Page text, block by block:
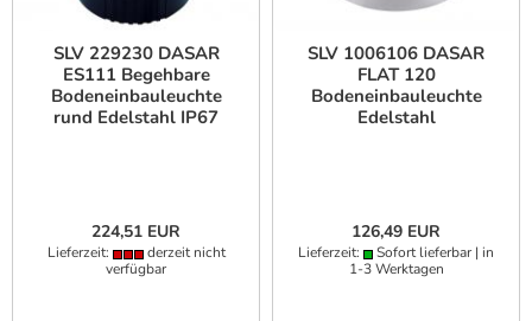
SLV 229230 DASAR
ES111 Begehbare
Bodeneinbauleuchte
rund Edelstahl IP67
224,51 EUR
Lieferzeit:
derzeit nicht
verfügbar
SLV 1006106 DASAR
FLAT 120
Bodeneinbauleuchte
Edelstahl
126,49 EUR
Lieferzeit:
Sofort lieferbar | in
1-3 Werktagen